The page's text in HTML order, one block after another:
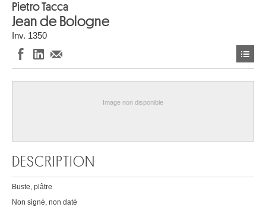
Pietro Tacca
Jean de Bologne
Inv. 1350
Image non disponible
DESCRIPTION
Buste, plâtre
Non signé, non daté